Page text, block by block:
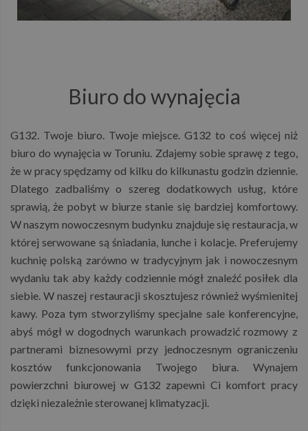
Biuro do wynajęcia
G132. Twoje biuro. Twoje miejsce. G132 to coś więcej niż
biuro do wynajęcia w Toruniu. Zdajemy sobie sprawę z tego,
że w pracy spędzamy od kilku do kilkunastu godzin dziennie.
Dlatego zadbaliśmy o szereg dodatkowych usług, które
sprawią, że pobyt w biurze stanie się bardziej komfortowy.
W naszym nowoczesnym budynku znajduje się restauracja, w
której serwowane są śniadania, lunche i kolacje. Preferujemy
kuchnię polską zarówno w tradycyjnym jak i nowoczesnym
wydaniu tak aby każdy codziennie mógł znaleźć posiłek dla
siebie. W naszej restauracji skosztujesz również wyśmienitej
kawy. Poza tym stworzyliśmy specjalne sale konferencyjne,
abyś mógł w dogodnych warunkach prowadzić rozmowy z
partnerami biznesowymi przy jednoczesnym ograniczeniu
kosztów funkcjonowania Twojego biura. Wynajem
powierzchni biurowej w G132 zapewni Ci komfort pracy
dzięki niezależnie sterowanej klimatyzacji.